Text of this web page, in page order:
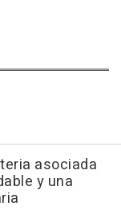
asociada
y una